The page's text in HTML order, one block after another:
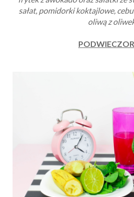
sałat, pomidorki koktajlowe,
oliwą z